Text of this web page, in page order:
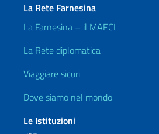
La Rete Farnesina
La Farnesina – il MAECI
La Rete diplomatica
Viaggiare sicuri
Dove siamo nel mondo
Le Istituzioni